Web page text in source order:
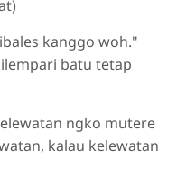
kanggo woh."
batu tetap
ngko mutere
kalau kelewatan